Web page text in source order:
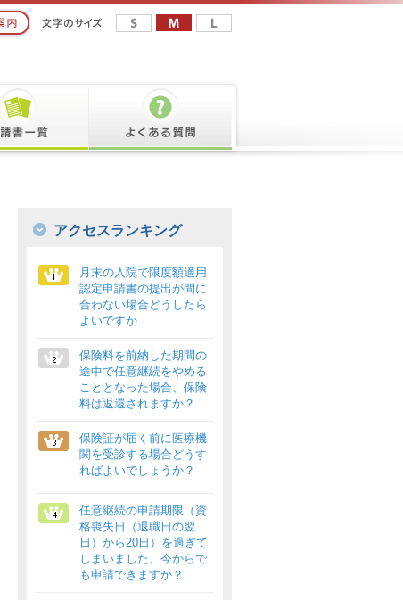
アクセスランキング
月末の入院で限度額適用
認定申請書の提出が間に
合わない場合どうしたら
よいですか
保険料を前納した期間の
途中で任意継続をやめる
こととなった場合、保険
料は返還されますか？
保険証が届く前に医療機
関を受診する場合どうす
ればよいでしょうか？
任意継続の申請期限（資
格喪失日（退職日の翌
日）から20日）を過ぎて
しまいました。今からで
も申請できますか？